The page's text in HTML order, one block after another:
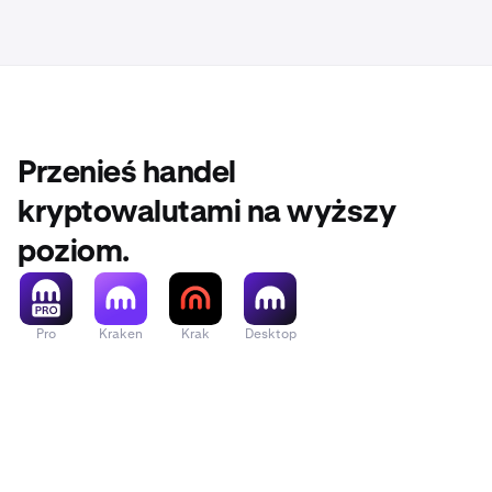
Przenieś handel
kryptowalutami na wyższy
poziom.
Pro Kraken Krak Desktop